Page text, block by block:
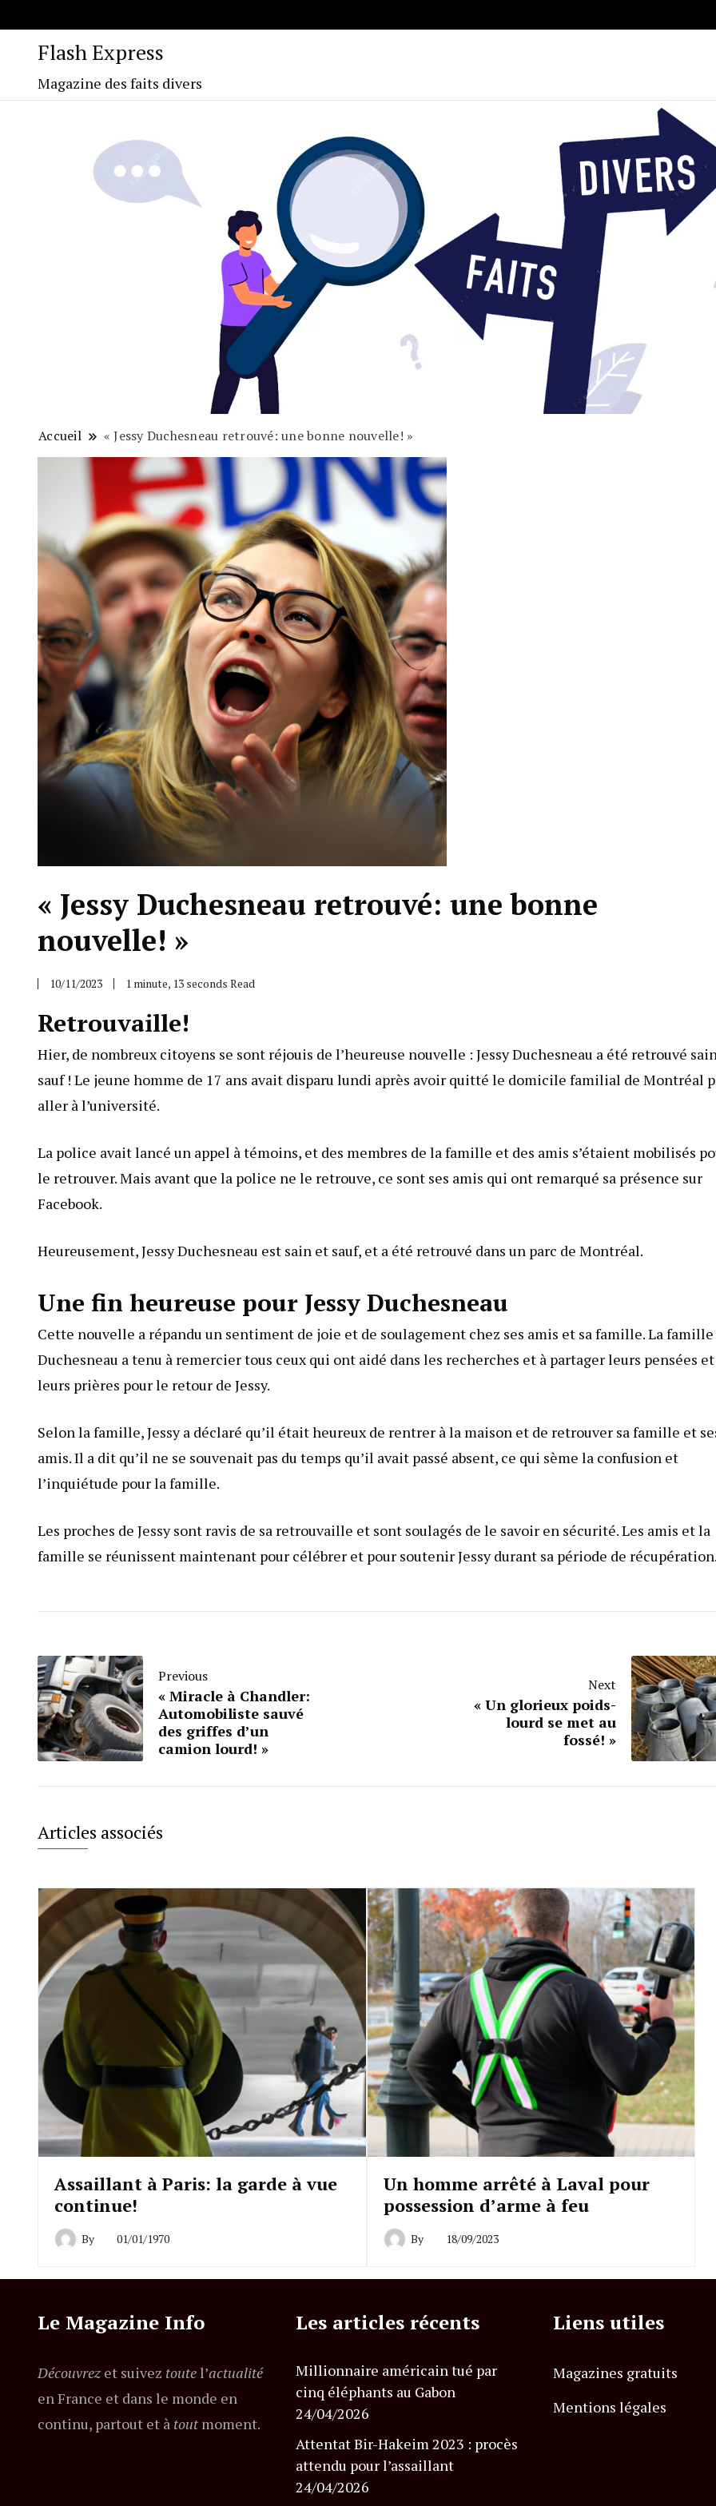
Flash Express
Magazine des faits divers
Accueil « Jessy Duchesneau retrouvé: une bonne nouvelle! »
« Jessy Duchesneau retrouvé: une bonne
nouvelle! »
10/11/2023 1 minute, 13 seconds Read
Retrouvaille!
Hier, de nombreux citoyens se sont réjouis de l’heureuse nouvelle : Jessy Duchesneau a été retrouvé
sauf ! Le jeune homme de 17 ans avait disparu lundi après avoir quitté le domicile familial de Montréal
aller à l’université.
La police avait lancé un appel à témoins, et des membres de la famille et des amis s’étaient mobilisés
le retrouver. Mais avant que la police ne le retrouve, ce sont ses amis qui ont remarqué sa présence sur
Facebook.
Heureusement, Jessy Duchesneau est sain et sauf, et a été retrouvé dans un parc de Montréal.
Une fin heureuse pour Jessy Duchesneau
Cette nouvelle a répandu un sentiment de joie et de soulagement chez ses amis et sa famille. La famille
Duchesneau a tenu à remercier tous ceux qui ont aidé dans les recherches et à partager leurs pensées et
leurs prières pour le retour de Jessy.
Selon la famille, Jessy a déclaré qu’il était heureux de rentrer à la maison et de retrouver sa famille et
amis. Il a dit qu’il ne se souvenait pas du temps qu’il avait passé absent, ce qui sème la confusion et
l’inquiétude pour la famille.
Les proches de Jessy sont ravis de sa retrouvaille et sont soulagés de le savoir en sécurité. Les amis et la
famille se réunissent maintenant pour célébrer et pour soutenir Jessy durant sa période de
Previous
« Miracle à Chandler:
Automobiliste sauvé
des griffes d’un
camion lourd! »
Next
« Un glorieux poids-
lourd se met au
fossé! »
Articles associés
Assaillant à Paris: la garde à vue
continue!
By 01/01/1970
Un homme arrêté à Laval pour
possession d’arme à feu
By 18/09/2023
Le Magazine Info
Découvrez et suivez toutel’actualité
en France et dans le monde en
continu, partout et à toutmoment.
Les articles récents
Millionnaire américain tué par
cinq éléphants au Gabon
24/04/2026
Attentat Bir-Hakeim 2023 : procès
attendu pour l’assaillant
24/04/2026
Liens utiles
Magazines gratuits
Mentions légales